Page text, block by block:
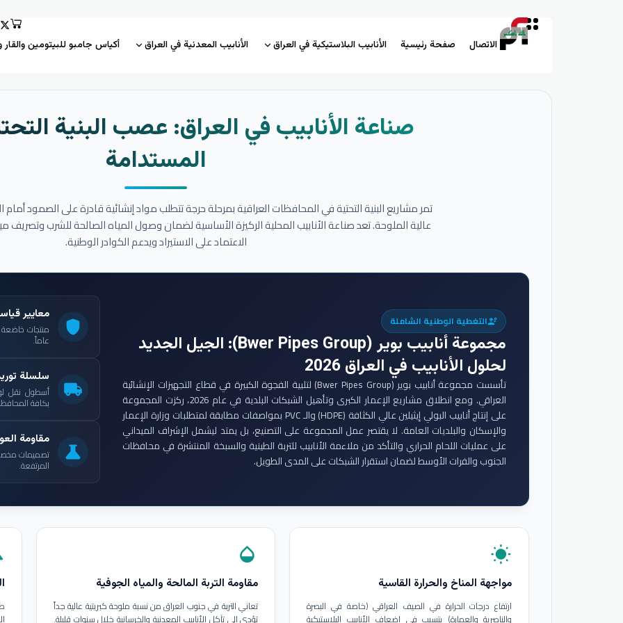
الاتصال صفحة رئيسية الأنابيب البلاستيكية في العراق الأنابيب المعدنية في العراق أكياس جامبو للبيتومين والقار
صناعة الأنابيب في العراق: عصب البنية
المستدامة
تمر مشاريع البنية التحتية في المحافظات العراقية بمرحلة حرجة تتطلب مواد إنشائية قادرة على الصمود أمام
عالية الملوحة. تعد صناعة الأنابيب المحلية الركيزة الأساسية لضمان وصول المياه الصالحة للشرب وتصريف
الاعتماد على الاستيراد ويدعم الكوادر الوطنية.
engineeringالتغطية الوطنية الشاملة
مجموعة أنابيب بوير (Bwer Pipes Group)
: الجيل الجديد
لحلول الأنابيب في العراق 2026
تأسست مجموعة أنابيب بوير (Bwer Pipes Group) لتلبية الفجوة الكبيرة في قطاع التجهيزات الإنشائية
العراقي. ومع انطلاق مشاريع الإعمار الكبرى وتأهيل الشبكات البلدية في عام 2026، ركزت المجموعة
على إنتاج أنابيب البولي إيثيلين عالي الكثافة (HDPE) والـ PVC بمواصفات مطابقة لمتطلبات وزارة الإعمار
والإسكان والبلديات العامة. لا يقتصر عمل المجموعة على التصنيع، بل يمتد ليشمل الإشراف الميداني
على عمليات اللحام الحراري والتأكد من ملاءمة الأنابيب للتربة الطينية والسبخة المنتشرة في محافظات
الجنوب والفرات الأوسط لضمان استقرار الشبكات على المدى الطويل.
shield
معايير
عاماً.
local_shipping
سلسلة
أسطول نقل
بكافة
science
مقاومة
تصميمات
المرتفعة.
wb_sunny
مواجهة المناخ والحرارة القاسية
ارتفاع درجات الحرارة في الصيف العراقي (خاصة في البصرة
والناصرية والعمارة) يتسبب في إضعاف الأنابيب البلاستيكية
opacity
مقاومة التربة المالحة والمياه الجوفية
تعاني التربة في جنوب العراق من نسبة ملوحة كبريتية عالية جداً
تؤدي إلى تآكل الأنابيب المعدنية والخرسانية خلال سنوات قليلة.